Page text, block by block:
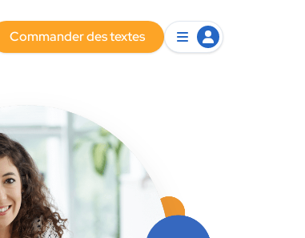
Commander des textes